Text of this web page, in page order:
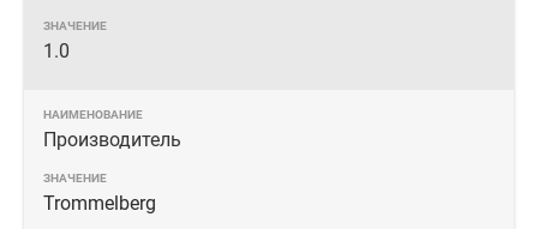
1.0
Производитель
Trommelberg